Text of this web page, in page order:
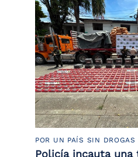
POR UN PAÍS SIN DROGAS
Policía incauta una